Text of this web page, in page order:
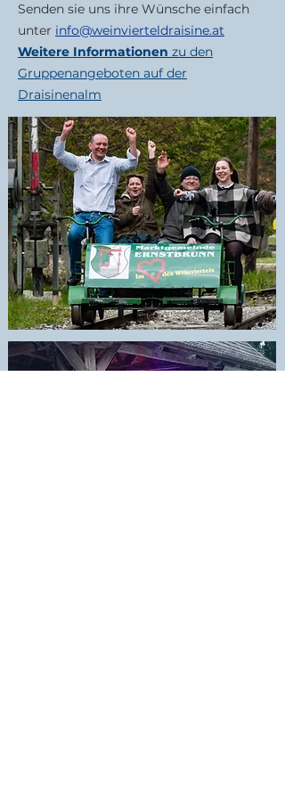
Senden sie uns ihre Wünsche einfach
unter info@weinvierteldraisine.at
Weitere Informationen zu den
Gruppenangeboten auf der
Draisinenalm